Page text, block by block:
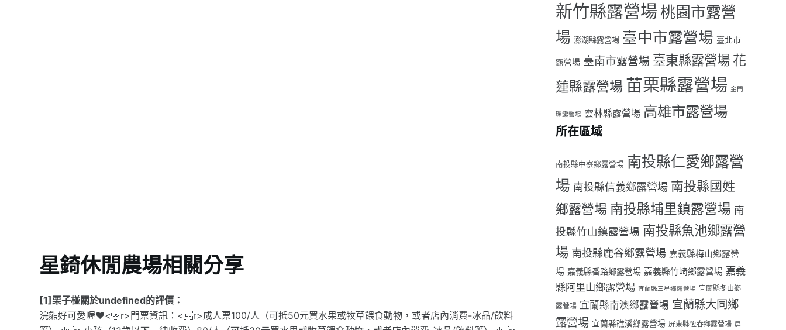
星錡休閒農場相關分享
[1]栗子椪關於undefined的評價：
浣熊好可愛喔❤️<r>門票資訊：<r>成人票100/人（可抵50元買水果或牧草餵食動物，或者店內消費-冰品/飲料
新竹縣露營場 桃園市露營
場 澎湖縣露營場 臺中市露營場 臺北市
露營場 臺南市露營場 臺東縣露營場 花
蓮縣露營場 苗栗縣露營場 金門
縣露營場 雲林縣露營場 高雄市露營場
所在區域
南投縣中寮鄉露營場 南投縣仁愛鄉露營
場 南投縣信義鄉露營場 南投縣國姓
鄉露營場 南投縣埔里鎮露營場 南
投縣竹山鎮露營場 南投縣魚池鄉露營
場 南投縣鹿谷鄉露營場 嘉義縣梅山鄉露營
場 嘉義縣番路鄉露營場 嘉義縣竹崎鄉露營場 嘉義
縣阿里山鄉露營場 宜蘭縣三星鄉露營場 宜蘭縣冬山鄉
露營場 宜蘭縣南澳鄉露營場 宜蘭縣大同鄉
露營場 宜蘭縣礁溪鄉露營場 屏東縣恆春鄉露營場 屏